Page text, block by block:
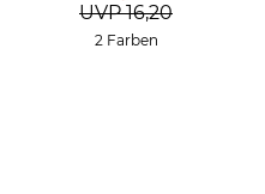
UVP 16,20
2 Farben